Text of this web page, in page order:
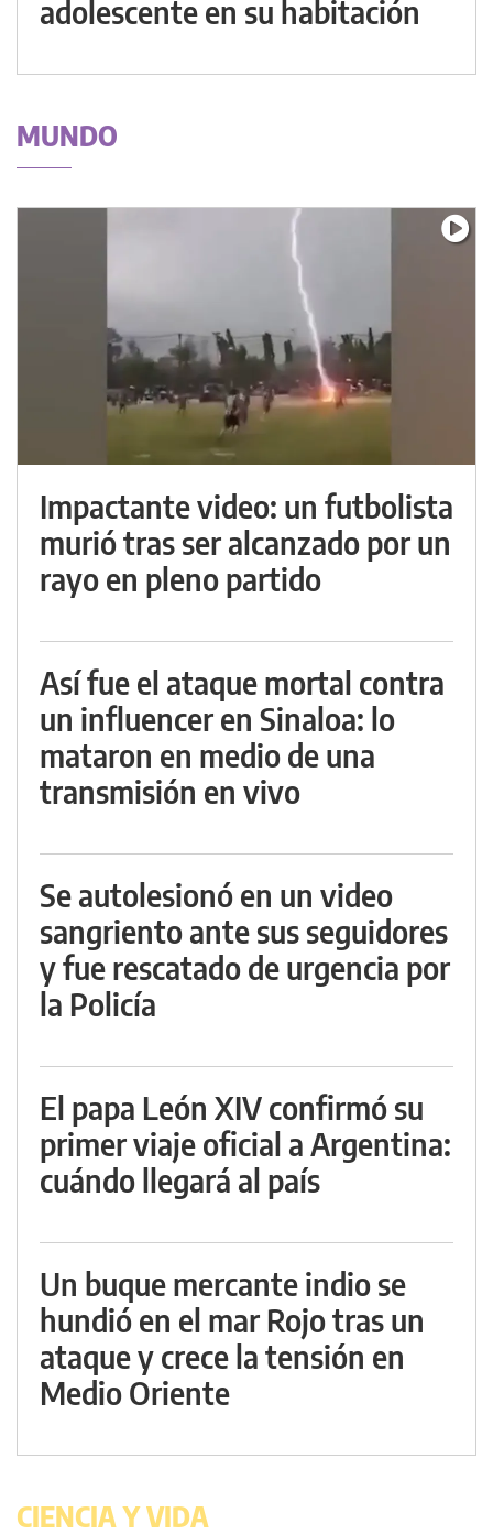
adolescente en su habitación
MUNDO
Impactante video: un futbolista
murió tras ser alcanzado por un
rayo en pleno partido
Así fue el ataque mortal contra
un influencer en Sinaloa: lo
mataron en medio de una
transmisión en vivo
Se autolesionó en un video
sangriento ante sus seguidores
y fue rescatado de urgencia por
la Policía
El papa León XIV confirmó su
primer viaje oficial a Argentina:
cuándo llegará al país
Un buque mercante indio se
hundió en el mar Rojo tras un
ataque y crece la tensión en
Medio Oriente
CIENCIA Y VIDA